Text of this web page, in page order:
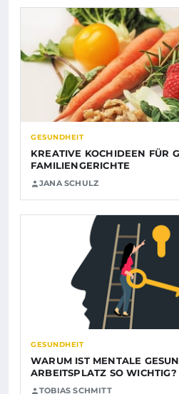
GESUNDHEIT
KREATIVE KOCHIDEEN FÜR
FAMILIENGERICHTE
JANA SCHULZ
GESUNDHEIT
WARUM IST MENTALE
ARBEITSPLATZ SO WICHTIG?
TOBIAS SCHMITT